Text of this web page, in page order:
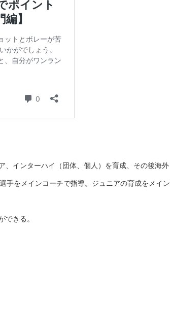
、インターハイ（団体、個人）を育成、その後海外
手をメインコーチで指導。ジュニアの育成をメイン
できる。